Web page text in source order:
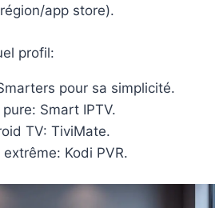
app store).
profil:
pour sa simplicité.
Smart IPTV.
TV: TiviMate.
Kodi PVR.